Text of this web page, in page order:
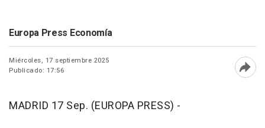
Europa Press Economía
Miércoles, 17 septiembre 2025
Publicado: 17:56
MADRID 17 Sep. (EUROPA PRESS) -